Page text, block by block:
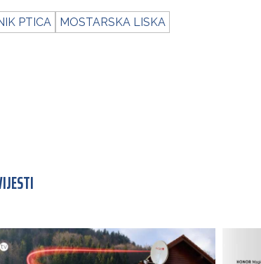
PTICA MOSTARSKA LISKA